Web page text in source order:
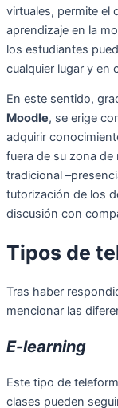
virtuales, permite el
aprendizaje en la
los estudiantes
cualquier lugar y en
En este sentido,
Moodle, se erige
adquirir
fuera de su zona de
tradicional
tutorización de los
discusión con
Tipos de
Tras haber
mencionar las
E-learning
Este tipo de
clases pueden